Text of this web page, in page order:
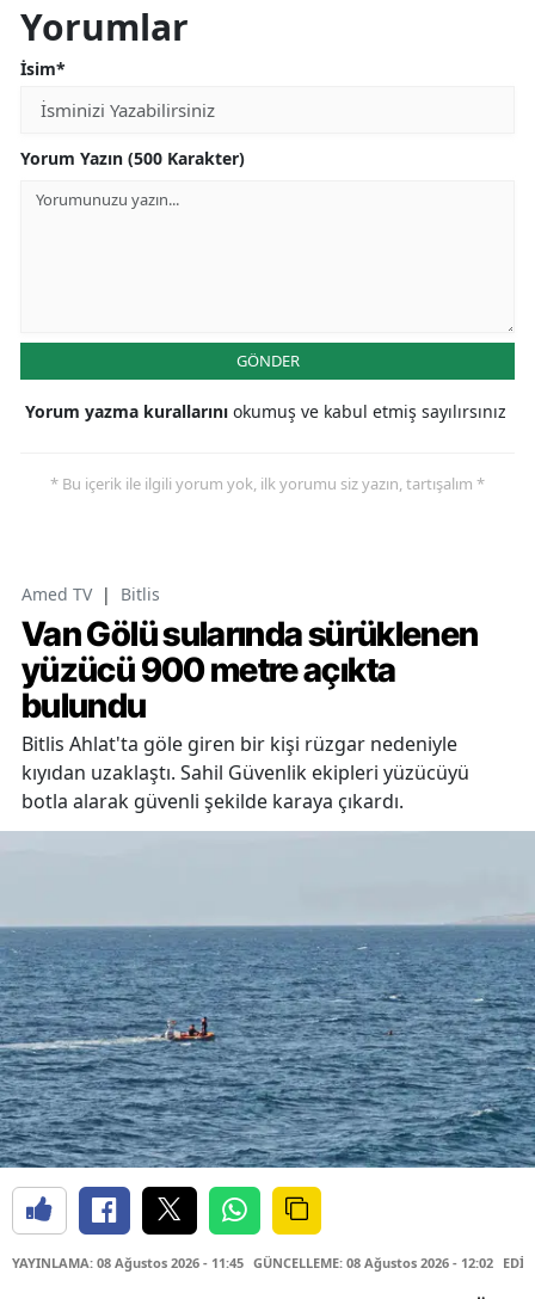
Yorumlar
İsim*
Yorum Yazın (500 Karakter)
GÖNDER
Yorum yazma kurallarını okumuş ve kabul etmiş sayılırsınız
* Bu içerik ile ilgili yorum yok, ilk yorumu siz yazın, tartışalım *
Amed TV | Bitlis
Van Gölü sularında sürüklenen
yüzücü 900 metre açıkta
bulundu
Bitlis Ahlat'ta göle giren bir kişi rüzgar nedeniyle
kıyıdan uzaklaştı. Sahil Güvenlik ekipleri yüzücüyü
botla alarak güvenli şekilde karaya çıkardı.
YAYINLAMA: 08 Ağustos 2026 - 11:45 GÜNCELLEME: 08 Ağustos 2026 - 12:02